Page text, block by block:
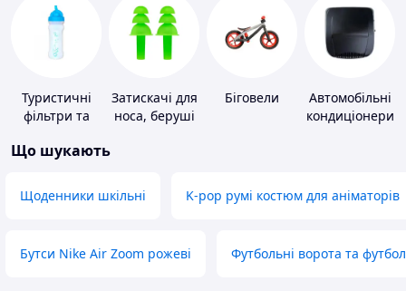
Туристичні
фільтри та
питної води
Затискачі для
носа, беруші
Біговели
Автомобільні
кондиціонери
Що шукають
Щоденники шкільні K-pop румі костюм для аніматорів
Бутси Nike Air Zoom рожеві Футбольні ворота та